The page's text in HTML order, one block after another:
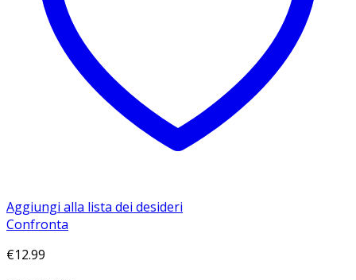
Aggiungi alla lista dei desideri
Confronta
€12.99